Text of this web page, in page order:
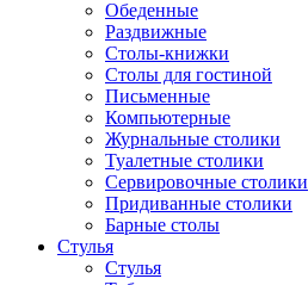
Обеденные
Раздвижные
Столы-книжки
Столы для гостиной
Письменные
Компьютерные
Журнальные столики
Туалетные столики
Сервировочные столики
Придиванные столики
Барные столы
Стулья
Стулья